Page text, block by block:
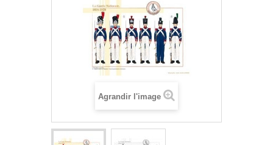
Agrandir l'image